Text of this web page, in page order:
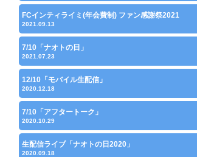
FCインティライミ(年会費制) ファン感謝祭2021
2021.09.13
7/10「ナオトの日」
2021.07.23
12/10「モバイル生配信」
2020.12.18
7/10「アフタートーク」
2020.10.29
生配信ライブ「ナオトの日2020」
2020.09.18